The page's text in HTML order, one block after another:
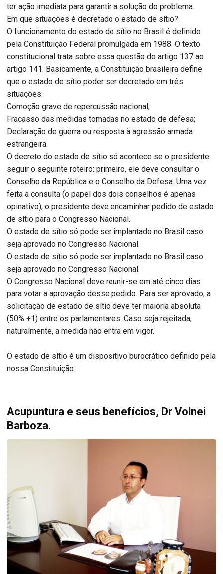
ter ação imediata para garantir a solução do problema.
Em que situações é decretado o estado de sítio?
O funcionamento do estado de sítio no Brasil é definido
pela Constituição Federal promulgada em 1988. O texto
constitucional trata sobre essa questão do artigo 137 ao
artigo 141. Basicamente, a Constituição brasileira define
que o estado de sítio poder ser decretado em três
situações:
Comoção grave de repercussão nacional;
Fracasso das medidas tomadas no estado de defesa;
Declaração de guerra ou resposta à agressão armada
estrangeira.
O decreto do estado de sítio só acontece se o presidente
seguir o seguinte roteiro: primeiro, ele deve consultar o
Conselho da República e o Conselho da Defesa. Uma vez
feita a consulta (o papel dos dois conselhos é apenas
opinativo), o presidente deve encaminhar pedido de estado
de sítio para o Congresso Nacional.
O estado de sítio só pode ser implantado no Brasil caso
seja aprovado no Congresso Nacional.
O estado de sítio só pode ser implantado no Brasil caso
seja aprovado no Congresso Nacional.
O Congresso Nacional deve reunir-se em até cinco dias
para votar a aprovação desse pedido. Para ser aprovado, a
solicitação de estado de sítio deve ter maioria absoluta
(50% +1) entre os parlamentares. Caso seja rejeitada,
naturalmente, a medida não entra em vigor.
O estado de sítio é um dispositivo burocrático definido pela
nossa Constituição.
Acupuntura e seus benefícios, Dr Volnei
Barboza.